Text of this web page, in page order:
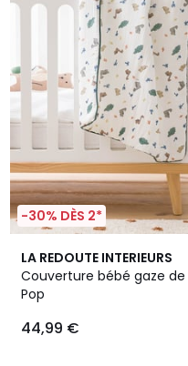
-30% DÈS 2*
LA REDOUTE INTERIEURS
Couverture bébé gaze
Pop
44,99 €
4,7
/ 5